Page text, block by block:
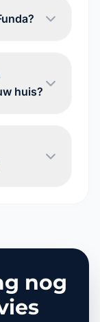
huis?
nog